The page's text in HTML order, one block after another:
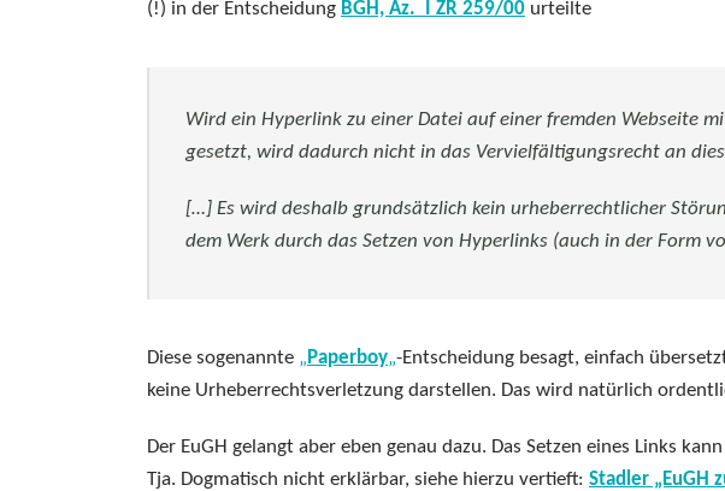
(!) in der Entscheidung BGH, Az. I ZR 259/00 urteilte
Wird ein Hyperlink zu einer Datei auf einer fremden Webseite
gesetzt, wird dadurch nicht in das Vervielfältigungsrecht an
[…] Es wird deshalb grundsätzlich kein urheberrechtlicher
dem Werk durch das Setzen von Hyperlinks (auch in der Form
Diese sogenannte „ Paperboy„-Entscheidung besagt, einfach
keine Urheberrechtsverletzung darstellen. Das wird natürlich
Der EuGH gelangt aber eben genau dazu. Das Setzen eines Links
Tja. Dogmatisch nicht erklärbar, siehe hierzu vertieft: Stadler „EuGH